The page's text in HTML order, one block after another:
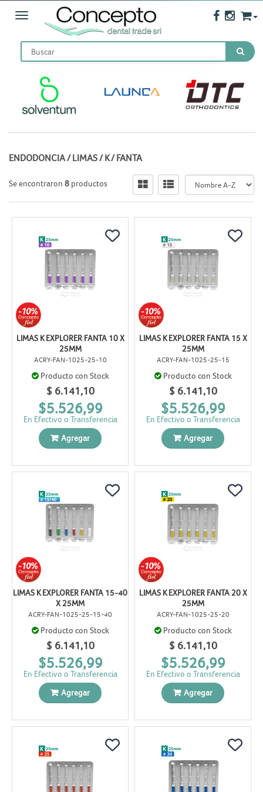
Toggle navigation
ENDODONCIA/LIMAS/K/FANTA
Se encontraron 8 productos
LIMAS K EXPLORER FANTA 10 X
25MM
ACRY-FAN-1025-25-10
Producto con Stock
$ 6.141,10
En Efectivo o Transferencia
$5.526,99
Agregar
LIMAS K EXPLORER FANTA 15 X
25MM
ACRY-FAN-1025-25-15
Producto con Stock
$ 6.141,10
En Efectivo o Transferencia
$5.526,99
Agregar
LIMAS K EXPLORER FANTA 15-40
X 25MM
ACRY-FAN-1025-25-15-40
Producto con Stock
$ 6.141,10
En Efectivo o Transferencia
$5.526,99
Agregar
LIMAS K EXPLORER FANTA 20 X
25MM
ACRY-FAN-1025-25-20
Producto con Stock
$ 6.141,10
En Efectivo o Transferencia
$5.526,99
Agregar